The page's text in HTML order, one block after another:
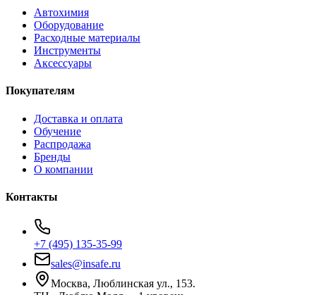
Автохимия
Оборудование
Расходные материалы
Инструменты
Аксессуары
Покупателям
Доставка и оплата
Обучение
Распродажа
Бренды
О компании
Контакты
+7 (495) 135-35-99
sales@insafe.ru
Москва, Люблинская ул., 153.